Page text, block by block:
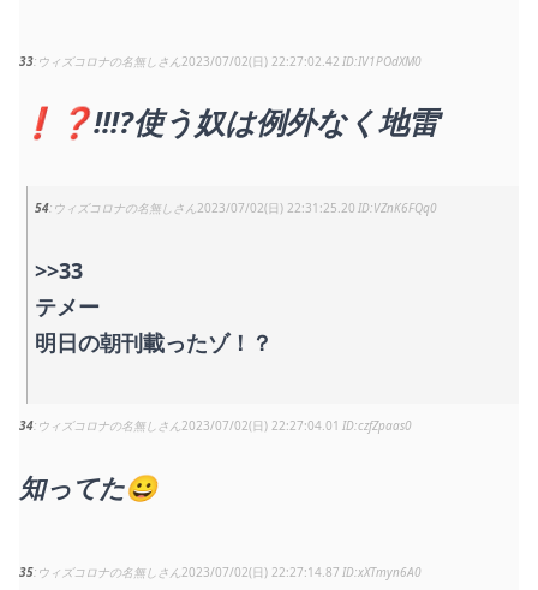
33 ウィズコロナの名無しさん2023/07/02(日) 22:27:02.42 IV1POdXM0
❗❓‼⁉使う奴は例外なく地雷
54 ウィズコロナの名無しさん2023/07/02(日) 22:31:25.20 VZnK6FQq0
>>33
テメー
明日の朝刊載ったゾ！？
34 ウィズコロナの名無しさん2023/07/02(日) 22:27:04.01 czfZpaas0
知ってた😀
35 ウィズコロナの名無しさん2023/07/02(日) 22:27:14.87 xXTmyn6A0